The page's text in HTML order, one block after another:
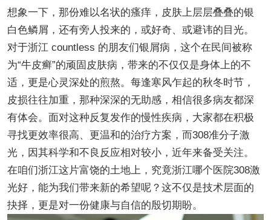
想象一下，那份难以名状的瘙痒，皮肤上层层叠叠的银
白色鳞屑，还有旁人投来的，或好奇、或避讳的目光。
对于浙江 countless 的朋友们银屑病，这个在民间被称
为“牛皮癣”的顽固皮肤病，带来的不仅仅是身体上的不
适，更是心灵深处的煎熬。每逢寒风乍起的秋冬时节，
皮损往往加重，那种深深的无助感，相信很多病友都深
有体会。面对这种反复发作的慢性疾病，大家都在积极
寻找更效率很高、更温和的治疗方案，而308准分子激
光，因其科学和不良反应相对较小，近年来备受关注。
在咱们浙江这片富饶的土地上，究竟浙江哪个医院308激
光好，能为我们带来新的希望呢？这不仅是技术层面的
抉择，更是对一份健康与自信的殷切期盼。